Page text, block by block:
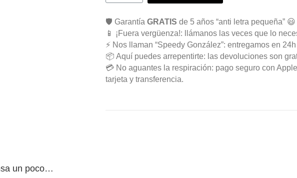
🛡️ Garantía GRATIS de 5 años “anti letra pequeña” 😃
📱 ¡Fuera vergüenza!: llámanos las veces que lo
⚡ Nos llaman “Speedy González”: entregamos en 24h
📦 Aquí puedes arrepentirte: las devoluciones son
💳 No aguantes la respiración: pago seguro con
tarjeta y transferencia.
un poco…